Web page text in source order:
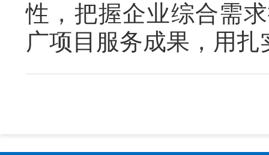
性，把握企业综合需
广项目服务成果，用